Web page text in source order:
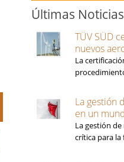
Últimas Noticias
TÜV SÜD
nuevos
La
La gestión
en un
La gestión
crítica para la